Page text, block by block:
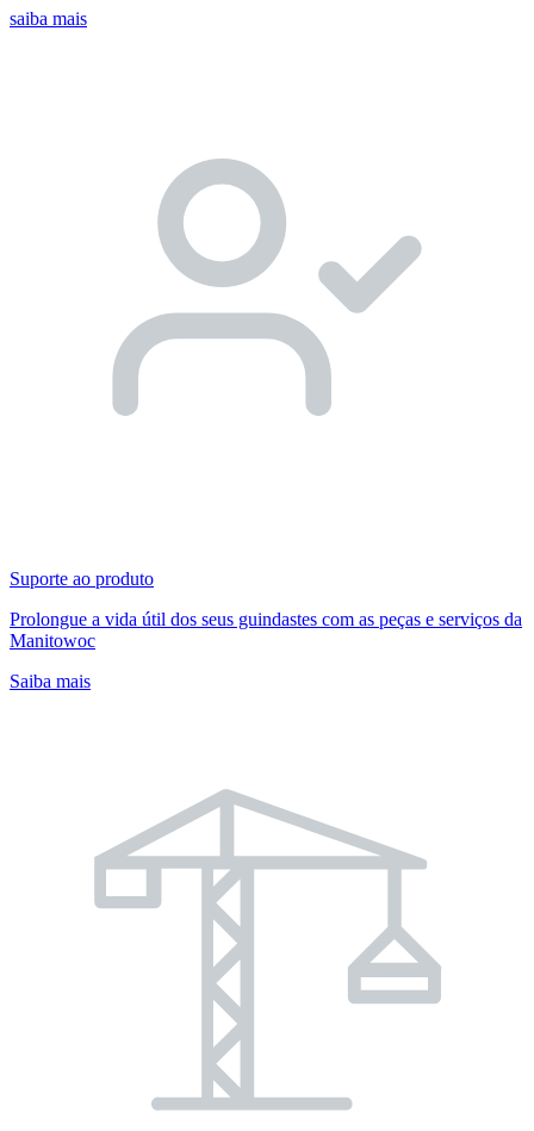
saiba mais
Suporte ao produto
Prolongue a vida útil dos seus guindastes com as peças e serviços da
Manitowoc
Saiba mais